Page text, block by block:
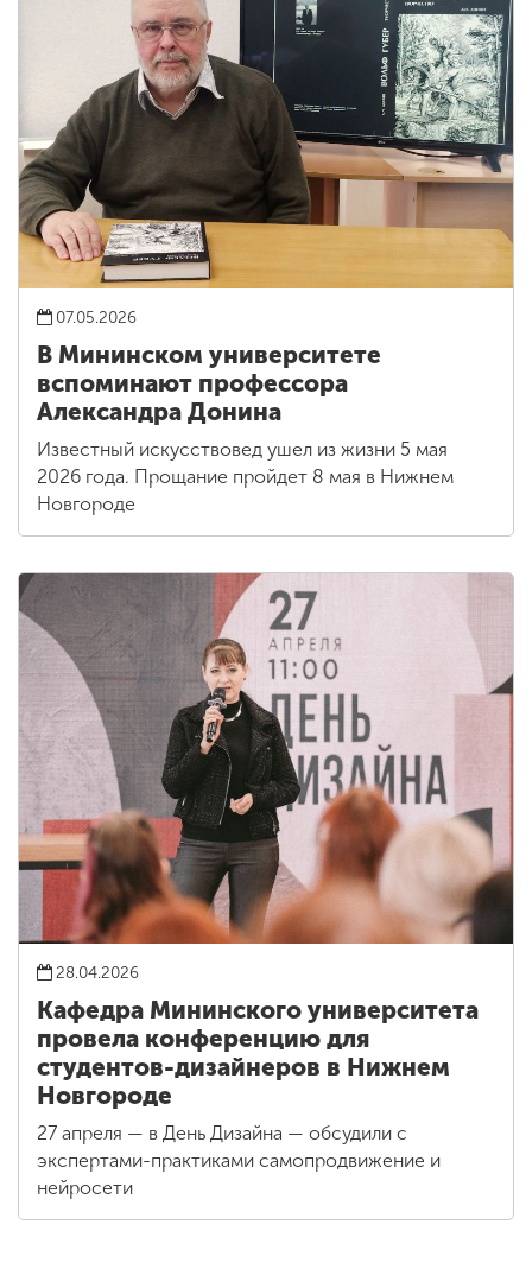
07.05.2026
В Мининском университете
вспоминают профессора
Александра Донина
Известный искусствовед ушел из жизни 5 мая
2026 года. Прощание пройдет 8 мая в Нижнем
Новгороде
28.04.2026
Кафедра Мининского университета
провела конференцию для
студентов-дизайнеров в Нижнем
Новгороде
27 апреля — в День Дизайна — обсудили с
экспертами-практиками самопродвижение и
нейросети